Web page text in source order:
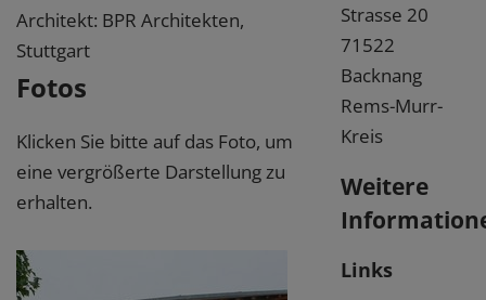
Architekt: BPR Architekten,
Stuttgart
Fotos
Klicken Sie bitte auf das Foto, um
eine vergrößerte Darstellung zu
erhalten.
Strasse 20
71522
Backnang
Rems-Murr-
Kreis
Weitere
Links